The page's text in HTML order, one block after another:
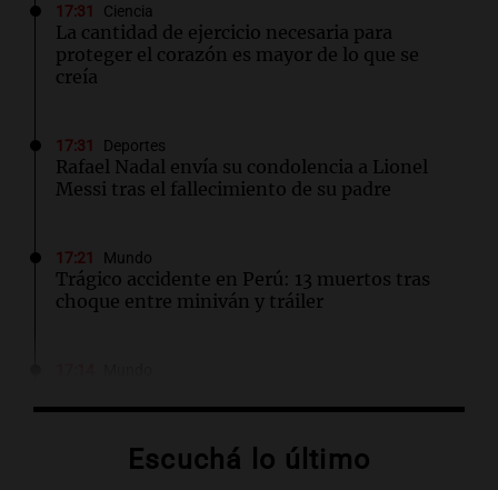
17:31 Ciencia
La cantidad de ejercicio necesaria para
proteger el corazón es mayor de lo que se
creía
17:31 Deportes
Rafael Nadal envía su condolencia a Lionel
Messi tras el fallecimiento de su padre
17:21 Mundo
Trágico accidente en Perú: 13 muertos tras
choque entre miniván y tráiler
política de videos de cámaras corporales
Escuchá lo último